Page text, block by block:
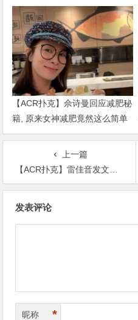
说了什么
【ACR扑克】佘诗曼回应减肥秘
籍, 原来女神减肥竟然这么简单
上一篇
【ACR扑克】雷佳音发文应援《乘风破浪的姐姐》闹笑话，黄圣依路子更独特
发表评论
昵称 *